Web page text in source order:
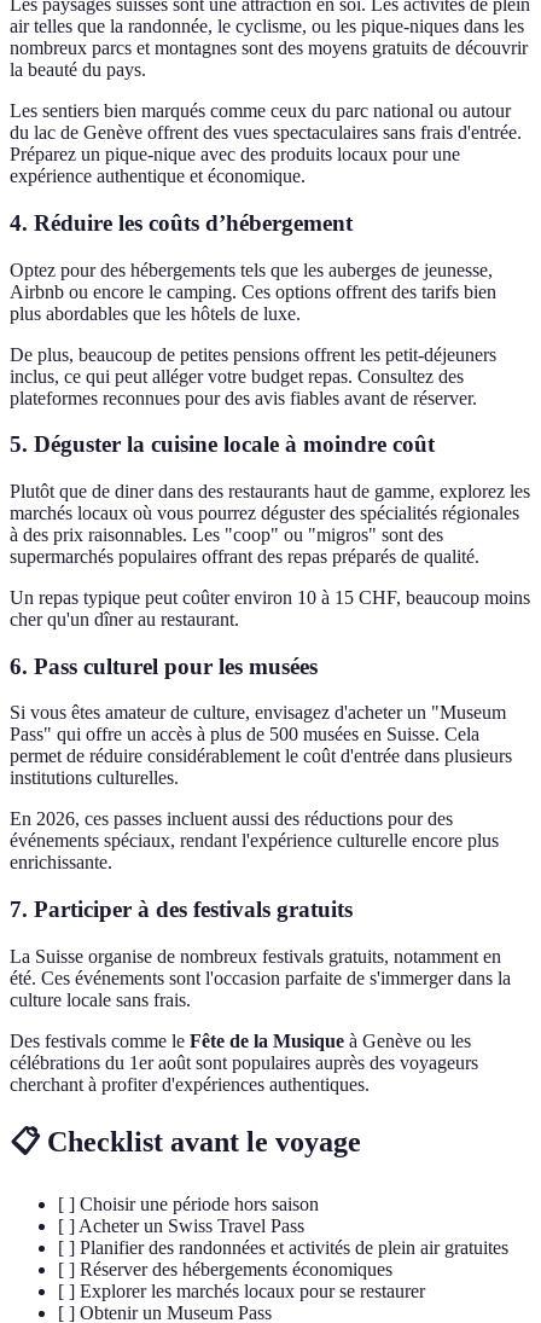
Les paysages suisses sont une attraction en soi. Les activités de plein
air telles que la randonnée, le cyclisme, ou les pique-niques dans les
nombreux parcs et montagnes sont des moyens gratuits de découvrir
la beauté du pays.
Les sentiers bien marqués comme ceux du parc national ou autour
du lac de Genève offrent des vues spectaculaires sans frais d'entrée.
Préparez un pique-nique avec des produits locaux pour une
expérience authentique et économique.
4. Réduire les coûts d’hébergement
Optez pour des hébergements tels que les auberges de jeunesse,
Airbnb ou encore le camping. Ces options offrent des tarifs bien
plus abordables que les hôtels de luxe.
De plus, beaucoup de petites pensions offrent les petit-déjeuners
inclus, ce qui peut alléger votre budget repas. Consultez des
plateformes reconnues pour des avis fiables avant de réserver.
5. Déguster la cuisine locale à moindre coût
Plutôt que de diner dans des restaurants haut de gamme, explorez les
marchés locaux où vous pourrez déguster des spécialités régionales
à des prix raisonnables. Les "coop" ou "migros" sont des
supermarchés populaires offrant des repas préparés de qualité.
Un repas typique peut coûter environ 10 à 15 CHF, beaucoup moins
cher qu'un dîner au restaurant.
6. Pass culturel pour les musées
Si vous êtes amateur de culture, envisagez d'acheter un "Museum
Pass" qui offre un accès à plus de 500 musées en Suisse. Cela
permet de réduire considérablement le coût d'entrée dans plusieurs
institutions culturelles.
En 2026, ces passes incluent aussi des réductions pour des
événements spéciaux, rendant l'expérience culturelle encore plus
enrichissante.
7. Participer à des festivals gratuits
La Suisse organise de nombreux festivals gratuits, notamment en
été. Ces événements sont l'occasion parfaite de s'immerger dans la
culture locale sans frais.
Des festivals comme le Fête de la Musique à Genève ou les
célébrations du 1er août sont populaires auprès des voyageurs
cherchant à profiter d'expériences authentiques.
📋 Checklist avant le voyage
[ ] Choisir une période hors saison
[ ] Acheter un Swiss Travel Pass
[ ] Planifier des randonnées et activités de plein air gratuites
[ ] Réserver des hébergements économiques
[ ] Explorer les marchés locaux pour se restaurer
[ ] Obtenir un Museum Pass